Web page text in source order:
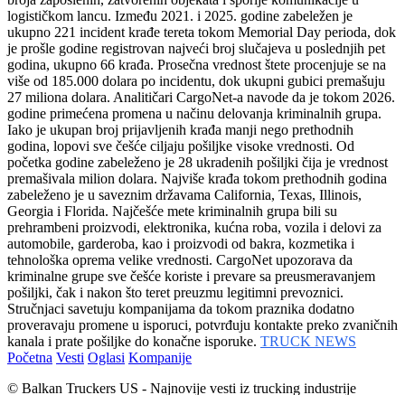
logističkom lancu. Između 2021. i 2025. godine zabeležen je
ukupno 221 incident krađe tereta tokom Memorial Day perioda, dok
je prošle godine registrovan najveći broj slučajeva u poslednjih pet
godina, ukupno 66 krađa. Prosečna vrednost štete procenjuje se na
više od 185.000 dolara po incidentu, dok ukupni gubici premašuju
27 miliona dolara. Analitičari CargoNet-a navode da je tokom 2026.
godine primećena promena u načinu delovanja kriminalnih grupa.
Iako je ukupan broj prijavljenih krađa manji nego prethodnih
godina, lopovi sve češće ciljaju pošiljke visoke vrednosti. Od
početka godine zabeleženo je 28 ukradenih pošiljki čija je vrednost
premašivala milion dolara. Najviše krađa tokom prethodnih godina
zabeleženo je u saveznim državama California, Texas, Illinois,
Georgia i Florida. Najčešće mete kriminalnih grupa bili su
prehrambeni proizvodi, elektronika, kućna roba, vozila i delovi za
automobile, garderoba, kao i proizvodi od bakra, kozmetika i
tehnološka oprema velike vrednosti. CargoNet upozorava da
kriminalne grupe sve češće koriste i prevare sa preusmeravanjem
pošiljki, čak i nakon što teret preuzmu legitimni prevoznici.
Stručnjaci savetuju kompanijama da tokom praznika dodatno
proveravaju promene u isporuci, potvrđuju kontakte preko zvaničnih
kanala i prate pošiljke do konačne isporuke. TRUCK NEWS
Početna Vesti Oglasi Kompanije
© Balkan Truckers US - Najnovije vesti iz trucking industrije